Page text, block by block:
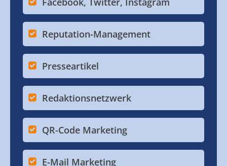
Reputation-Management
Presseartikel
Redaktionsnetzwerk
QR-Code Marketing
E-Mail Marketing